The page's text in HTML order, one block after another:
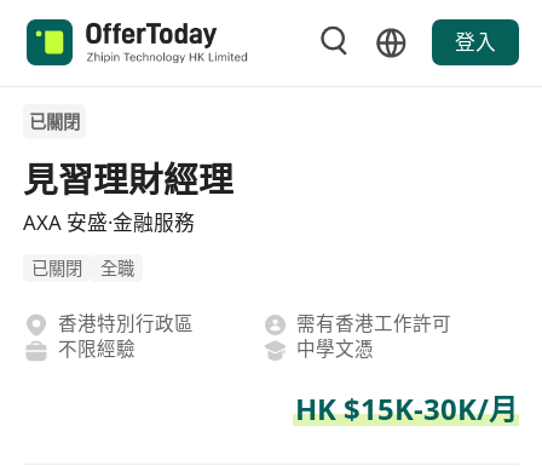
登入
已關閉
見習理財經理
AXA 安盛·金融服務
已關閉 全職
香港特別行政區
需有香港工作許可
不限經驗
中學文憑
HK $15K-30K/月